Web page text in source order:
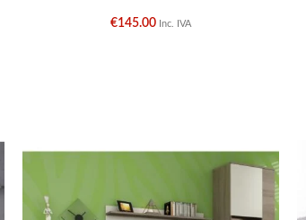
€145.00 Inc. IVA